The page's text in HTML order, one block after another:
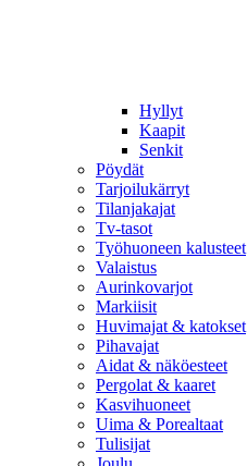
Hyllyt
Kaapit
Senkit
Pöydät
Tarjoilukärryt
Tilanjakajat
Tv-tasot
Työhuoneen kalusteet
Valaistus
Aurinkovarjot
Markiisit
Huvimajat & katokset
Pihavajat
Aidat & näköesteet
Pergolat & kaaret
Kasvihuoneet
Uima & Porealtaat
Tulisijat